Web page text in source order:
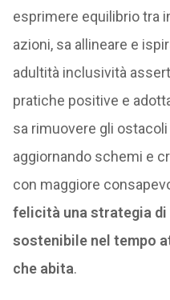
esprimere equilibrio tra
azioni, sa allineare e
adultità inclusività
pratiche positive e
sa rimuovere gli
aggiornando schemi e
con maggiore
felicità una strategia
sostenibile nel tempo
che abita.